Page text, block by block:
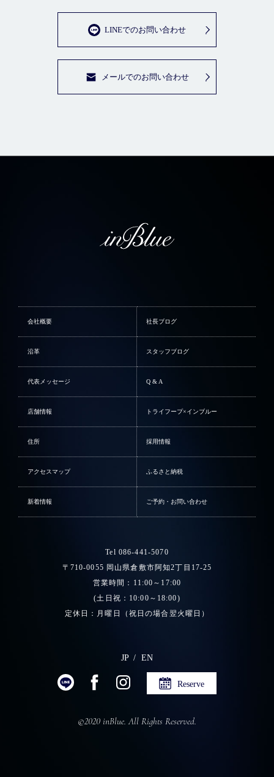
LINEでのお問い合わせ
メールでのお問い合わせ
会社概要 社長ブログ
沿革 スタッフブログ
代表メッセージ Q & A
店舗情報 トライフープ×インブルー
住所 採用情報
アクセスマップ ふるさと納税
新着情報 ご予約・お問い合わせ
Tel 086-441-5070
〒710-0055 岡山県倉敷市阿知2丁目17-25
営業時間：11:00～17:00
(土日祝：10:00～18:00)
定休日：月曜日（祝日の場合翌火曜日）
JP EN
Reserve
©2020 inBlue. All Rights Reserved.